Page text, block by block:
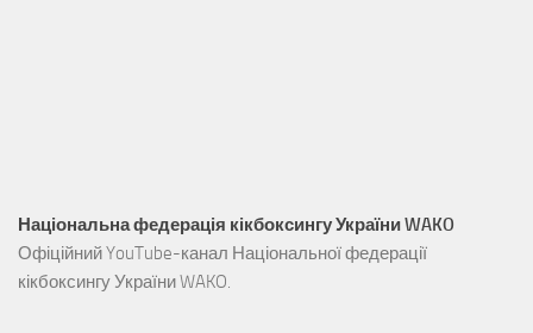
Національна федерація кікбоксингу України WAKO
Офіційний YouTube-канал Національної федерації
кікбоксингу України WAKO.